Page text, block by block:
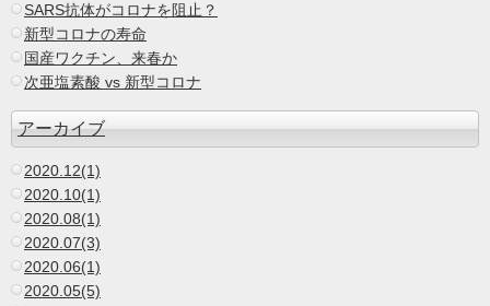
SARS抗体がコロナを阻止？
新型コロナの寿命
国産ワクチン、来春か
次亜塩素酸 vs 新型コロナ
アーカイブ
2020.12(1)
2020.10(1)
2020.08(1)
2020.07(3)
2020.06(1)
2020.05(5)